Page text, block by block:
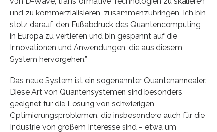
und zu kommerzialisieren, zusammenzubringen. Ich bin
stolz darauf, den Fußabdruck des Quantencomputing
in Europa zu vertiefen und bin gespannt auf die
Innovationen und Anwendungen, die aus diesem
System hervorgehen.”
Das neue System ist ein sogenannter Quantenannealer:
Diese Art von Quantensystemen sind besonders
geeignet für die Lösung von schwierigen
Optimierungsproblemen, die insbesondere auch für die
Industrie von großem Interesse sind – etwa um